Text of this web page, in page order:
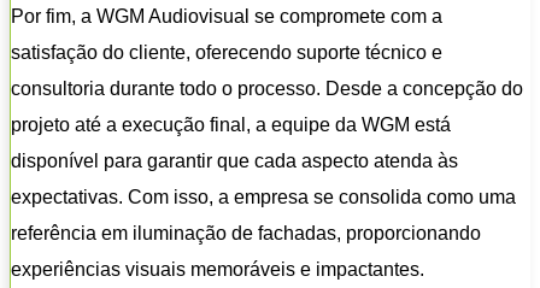
Por fim, a WGM Audiovisual se compromete com a
satisfação do cliente, oferecendo suporte técnico e
consultoria durante todo o processo. Desde a concepção do
projeto até a execução final, a equipe da WGM está
disponível para garantir que cada aspecto atenda às
expectativas. Com isso, a empresa se consolida como uma
referência em iluminação de fachadas, proporcionando
experiências visuais memoráveis e impactantes.